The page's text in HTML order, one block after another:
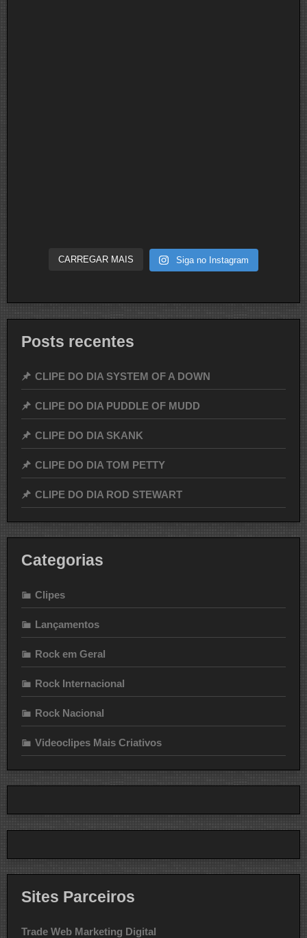
CARREGAR MAIS Siga no Instagram
Posts recentes
CLIPE DO DIA SYSTEM OF A DOWN
CLIPE DO DIA PUDDLE OF MUDD
CLIPE DO DIA SKANK
CLIPE DO DIA TOM PETTY
CLIPE DO DIA ROD STEWART
Categorias
Clipes
Lançamentos
Rock em Geral
Rock Internacional
Rock Nacional
Videoclipes Mais Criativos
Sites Parceiros
Trade Web Marketing Digital